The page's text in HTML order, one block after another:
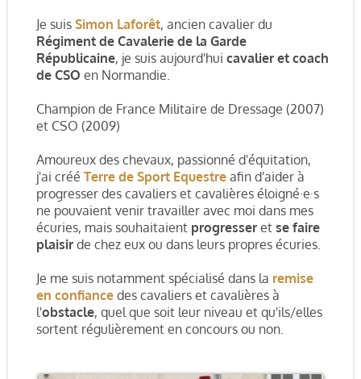
Je suis Simon Laforêt, ancien cavalier du
Régiment de Cavalerie de la Garde
Républicaine, je suis aujourd'hui cavalier et coach
de CSO en Normandie.
Champion de France Militaire de Dressage (2007)
et CSO (2009)
Amoureux des chevaux, passionné d'équitation,
j'ai créé Terre de Sport Equestre afin d'aider à
progresser des cavaliers et cavalières éloigné·e·s
ne pouvaient venir travailler avec moi dans mes
écuries, mais souhaitaient progresser et se faire
plaisir de chez eux ou dans leurs propres écuries.
Je me suis notamment spécialisé dans la remise
en confiance des cavaliers et cavalières à
l'obstacle, quel que soit leur niveau et qu'ils/elles
sortent régulièrement en concours ou non.